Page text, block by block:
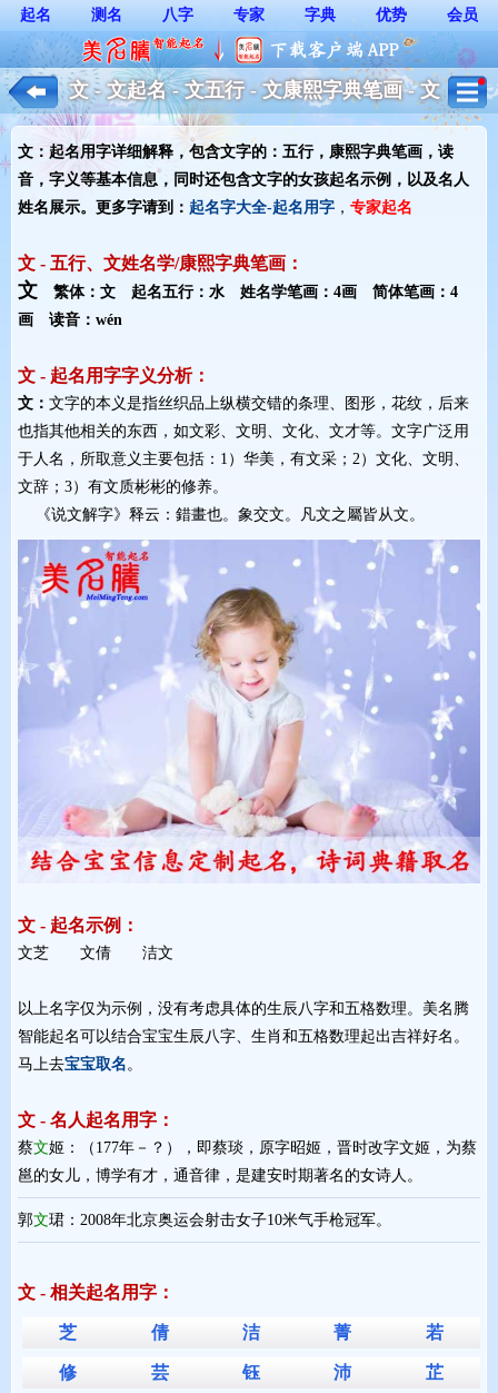
起名 测名 八字 专家 字典 优势 会员
文 - 文起名 - 文五行 - 文康熙字典笔画 - 文
起名用字解释 - 女孩起名
文：起名用字详细解释，包含文字的：五行，康熙字典笔画，读
音，字义等基本信息，同时还包含文字的女孩起名示例，以及名人
姓名展示。更多字请到： 起名字大全-起名用字 ， 专家起名
文 - 五行、文姓名学/康熙字典笔画：
文 繁体：文 起名五行：水 姓名学笔画：4画 简体笔画：4
画 读音：wén
文 - 起名用字字义分析：
文： 文字的本义是指丝织品上纵横交错的条理、图形，花纹，后来
也指其他相关的东西，如文彩、文明、文化、文才等。文字广泛用
于人名，所取意义主要包括：1）华美，有文采；2）文化、文明、
文辞；3）有文质彬彬的修养。
《说文解字》释云：錯畫也。象交文。凡文之屬皆从文。
文 - 起名示例：
文芝 文倩 洁文
以上名字仅为示例，没有考虑具体的生辰八字和五格数理。美名腾
智能起名可以结合宝宝生辰八字、生肖和五格数理起出吉祥好名。
马上去宝宝取名。
文 - 名人起名用字：
蔡文姬：（177年－？），即蔡琰，原字昭姬，晋时改字文姬，为蔡
邕的女儿，博学有才，通音律，是建安时期著名的女诗人。
郭文珺：2008年北京奥运会射击女子10米气手枪冠军。
文 - 相关起名用字：
芝 倩 洁 菁 若
修 芸 钰 沛 芷